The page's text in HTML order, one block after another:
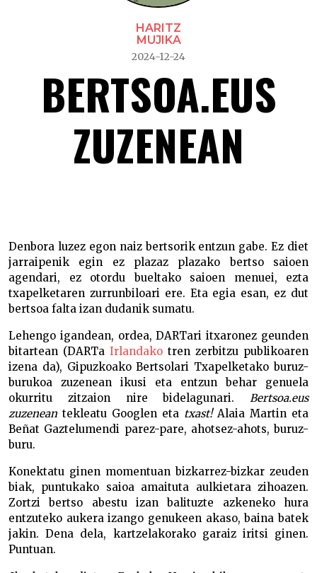
HARITZ
MUJIKA
2024-12-24
BERTSOA.EUS
ZUZENEAN
Denbora luzez egon naiz bertsorik entzun gabe. Ez diet
jarraipenik egin ez plazaz plazako bertso saioen
agendari, ez otordu bueltako saioen menuei, ezta
txapelketaren zurrunbiloari ere. Eta egia esan, ez dut
bertsoa falta izan dudanik sumatu.
Lehengo igandean, ordea, DARTari itxaronez geunden
bitartean (DARTa Irlandako tren zerbitzu publikoaren
izena da), Gipuzkoako Bertsolari Txapelketako buruz-
burukoa zuzenean ikusi eta entzun behar genuela
okurritu zitzaion nire bidelagunari. Bertsoa.eus
zuzenean tekleatu Googlen eta txast! Alaia Martin eta
Beñat Gaztelumendi parez-pare, ahotsez-ahots, buruz-
buru.
Konektatu ginen momentuan bizkarrez-bizkar zeuden
biak, puntukako saioa amaituta aulkietara zihoazen.
Zortzi bertso abestu izan balituzte azkeneko hura
entzuteko aukera izango genukeen akaso, baina batek
jakin. Dena dela, kartzelakorako garaiz iritsi ginen.
Puntuan.